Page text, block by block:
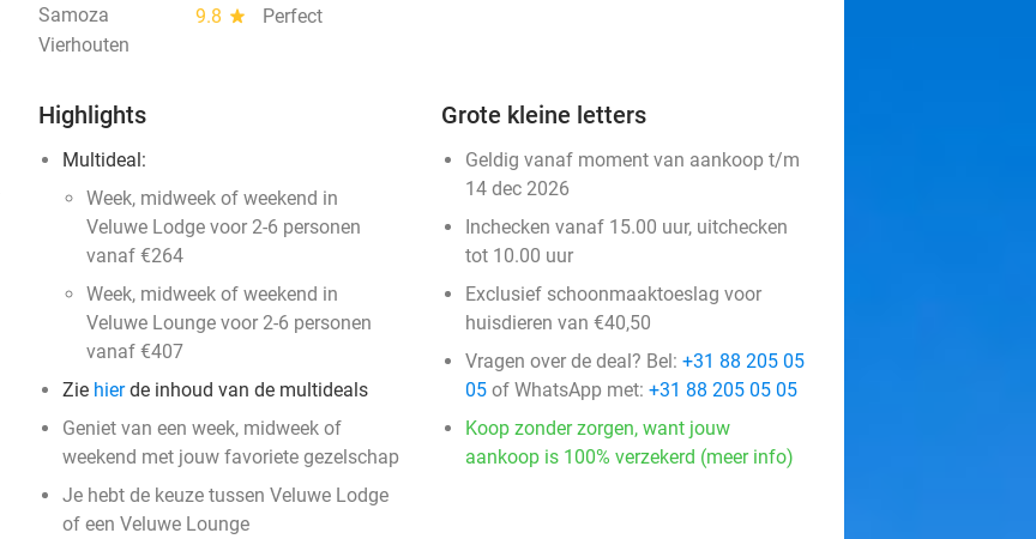
Samoza 9.8 star
Perfect
Vierhouten
Highlights
Multideal:
Week, midweek of weekend in
Veluwe Lodge voor 2-6 personen
vanaf €264
Week, midweek of weekend in
Veluwe Lounge voor 2-6 personen
vanaf €407
Zie hierde inhoud van de multideals
Geniet van een week, midweek of
weekend met jouw favoriete gezelschap
Je hebt de keuze tussen Veluwe Lodge
of een Veluwe Lounge
Grote kleine letters
Geldig vanaf moment van aankoop t/m
14 dec 2026
Inchecken vanaf 15.00 uur, uitchecken
tot 10.00 uur
Exclusief schoonmaaktoeslag voor
huisdieren van €40,50
Vragen over de deal? Bel: +31 88 205 05
05 of WhatsApp met: +31 88 205 05 05
Koop zonder zorgen, want jouw
aankoop is 100% verzekerd (meer info)